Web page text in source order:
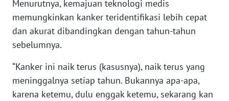
Menurutnya, kemajuan teknologi medis
memungkinkan kanker teridentifikasi lebih cepat
dan akurat dibandingkan dengan tahun-tahun
sebelumnya.
“Kanker ini naik terus (kasusnya), naik terus yang
meninggalnya setiap tahun. Bukannya apa-apa,
karena ketemu, dulu enggak ketemu, sekarang kan
PEDOMAN
SIBER
REDAKSI